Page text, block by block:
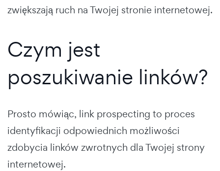
zwiększają ruch na Twojej stronie internetowej.
Czym jest
poszukiwanie linków?
Prosto mówiąc, link prospecting to proces
identyfikacji odpowiednich możliwości
zdobycia linków zwrotnych dla Twojej strony
internetowej.